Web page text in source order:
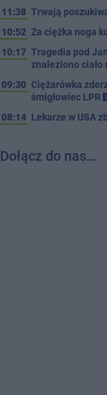
11:38 Trwają
10:52 Za ciężka noga
10:17 Tragedia pod
znaleziono ciało
09:30 Ciężarówka
śmigłowiec LPR
08:14 Lekarze w USA
Dołącz do nas…